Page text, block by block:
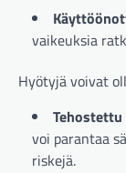
vaikeuksia
Hyötyjä voivat
voi parantaa
riskejä.